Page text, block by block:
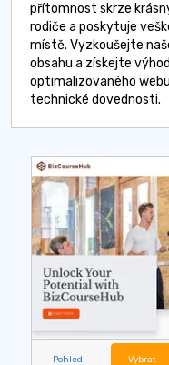
přítomnost skrze
rodiče a poskytuje
místě. Vyzkoušejte
obsahu a získejte
optimalizovaného
technické dovednosti.
Pohled Vybrat